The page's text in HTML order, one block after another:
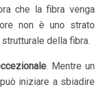
che la fibra venga
non è uno strato
della fibra.
. Mentre un
iniziare a sbiadire